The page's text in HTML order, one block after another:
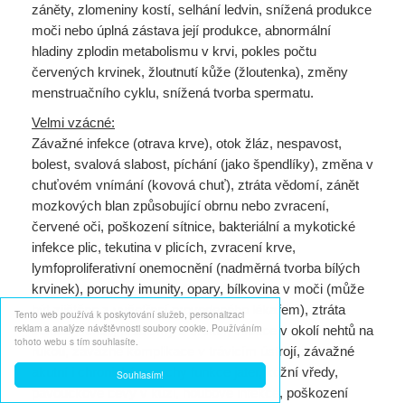
Souhlasím!
Tento web používá k poskytování služeb, personalizaci
reklam a analýze návštěvnosti soubory cookie. Používáním
tohoto webu s tím souhlasíte.
záněty, zlomeniny kostí, selhání ledvin, snížená produkce
moči nebo úplná zástava její produkce, abnormální
hladiny zplodin metabolismu v krvi, pokles počtu
červených krvinek, žloutnutí kůže (žloutenka), změny
menstruačního cyklu, snížená tvorba spermatu.
Velmi vzácné:
Závažné infekce (otrava krve), otok žláz, nespavost,
bolest, svalová slabost, píchání (jako špendlíky), změna v
chuťovém vnímání (kovová chuť), ztráta vědomí, zánět
mozkových blan způsobující obrnu nebo zvracení,
červené oči, poškození sítnice, bakteriální a mykotické
infekce plic, tekutina v plicích, zvracení krve,
lymfoproliferativní onemocnění (nadměrná tvorba bílých
krvinek), poruchy imunity, opary, bílkovina v moči (může
být zjištěno z vyšetření provedeného lékařem), ztráta
sexuální chuti, problémy s erekcí, infekce v okolí nehtů na
rukou, závažné komplikace v trávicím ústrojí, závažné
akutní i chronické poruchy funkce jater, kožní vředy,
pavoučkové cévy v kůži, houbové infekce, poškození